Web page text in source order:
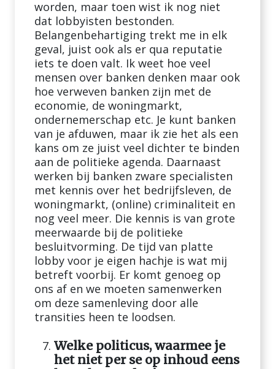
worden, maar toen wist ik nog niet
dat lobbyisten bestonden.
Belangenbehartiging trekt me in elk
geval, juist ook als er qua reputatie
iets te doen valt. Ik weet hoe veel
mensen over banken denken maar ook
hoe verweven banken zijn met de
economie, de woningmarkt,
ondernemerschap etc. Je kunt banken
van je afduwen, maar ik zie het als een
kans om ze juist veel dichter te binden
aan de politieke agenda. Daarnaast
werken bij banken zware specialisten
met kennis over het bedrijfsleven, de
woningmarkt, (online) criminaliteit en
nog veel meer. Die kennis is van grote
meerwaarde bij de politieke
besluitvorming. De tijd van platte
lobby voor je eigen hachje is wat mij
betreft voorbij. Er komt genoeg op
ons af en we moeten samenwerken
om deze samenleving door alle
transities heen te loodsen.
Welke politicus, waarmee je
het niet per se op inhoud eens